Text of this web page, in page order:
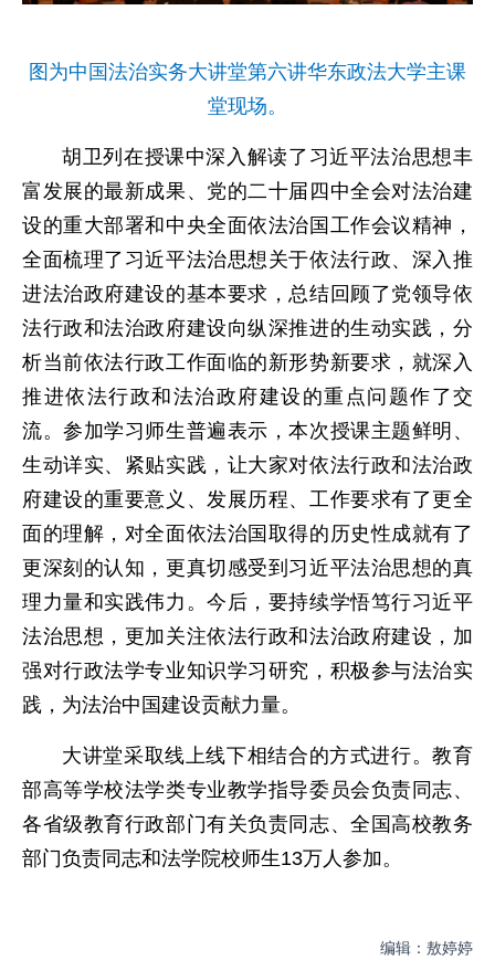
图为中国法治实务大讲堂第六讲华东政法大学主课
堂现场。
胡卫列在授课中深入解读了习近平法治思想丰
富发展的最新成果、党的二十届四中全会对法治建
设的重大部署和中央全面依法治国工作会议精神，
全面梳理了习近平法治思想关于依法行政、深入推
进法治政府建设的基本要求，总结回顾了党领导依
法行政和法治政府建设向纵深推进的生动实践，分
析当前依法行政工作面临的新形势新要求，就深入
推进依法行政和法治政府建设的重点问题作了交
流。参加学习师生普遍表示，本次授课主题鲜明、
生动详实、紧贴实践，让大家对依法行政和法治政
府建设的重要意义、发展历程、工作要求有了更全
面的理解，对全面依法治国取得的历史性成就有了
更深刻的认知，更真切感受到习近平法治思想的真
理力量和实践伟力。今后，要持续学悟笃行习近平
法治思想，更加关注依法行政和法治政府建设，加
强对行政法学专业知识学习研究，积极参与法治实
践，为法治中国建设贡献力量。
大讲堂采取线上线下相结合的方式进行。教育
部高等学校法学类专业教学指导委员会负责同志、
各省级教育行政部门有关负责同志、全国高校教务
部门负责同志和法学院校师生13万人参加。
编辑：敖婷婷